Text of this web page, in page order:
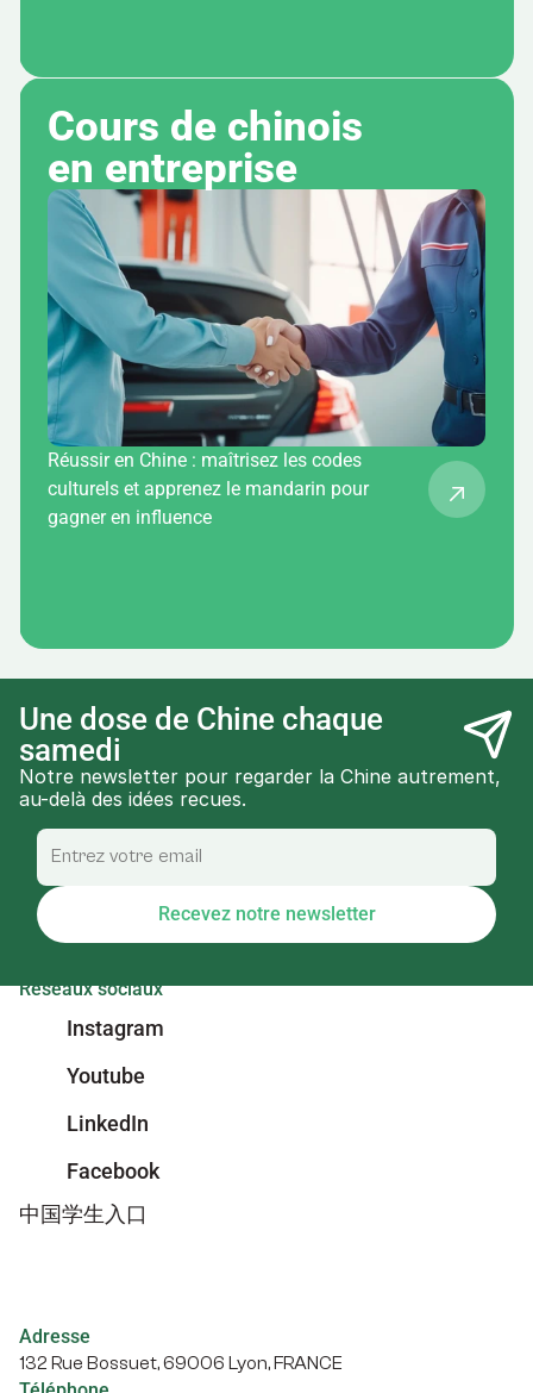
Cours de chinois
en entreprise
Réussir en Chine : maîtrisez les codes
culturels et apprenez le mandarin pour
gagner en influence
Recevez notre newsletter
Une dose de Chine chaque
samedi
Notre newsletter pour regarder la Chine autrement,
au-delà des idées recues.
Réseaux sociaux
Instagram
Youtube
LinkedIn
Facebook
中国学生入口
Adresse
132 Rue Bossuet, 69006 Lyon, FRANCE